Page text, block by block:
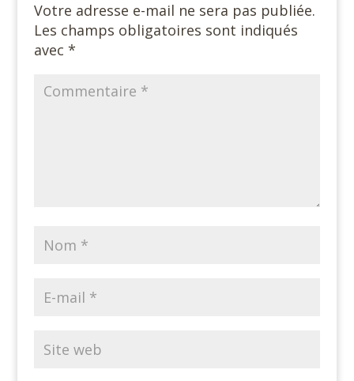
Votre adresse e-mail ne sera pas publiée.
Les champs obligatoires sont indiqués
avec *